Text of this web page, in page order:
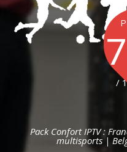
/
Pack Confort IPTV :
multisports |